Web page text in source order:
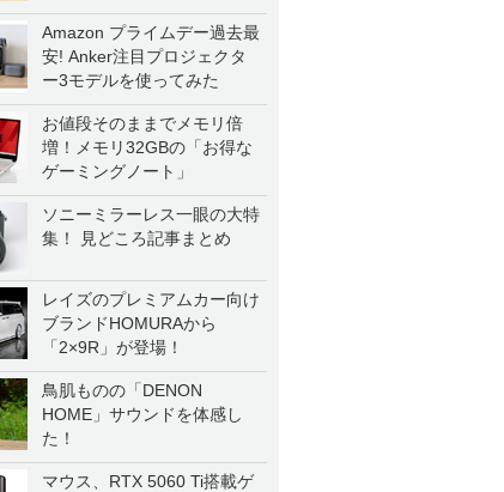
Amazon プライムデー過去最
安! Anker注目プロジェクタ
ー3モデルを使ってみた
お値段そのままでメモリ倍
増！メモリ32GBの「お得な
ゲーミングノート」
ソニーミラーレス一眼の大特
集！ 見どころ記事まとめ
レイズのプレミアムカー向け
ブランドHOMURAから
「2×9R」が登場！
鳥肌ものの「DENON
HOME」サウンドを体感し
た！
マウス、RTX 5060 Ti搭載ゲ